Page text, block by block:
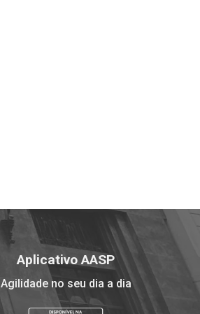
Aplicativo AASP
Agilidade no seu dia a dia